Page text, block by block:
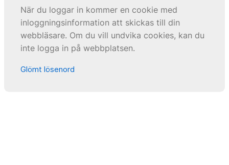
När du loggar in kommer en cookie med
inloggningsinformation att skickas till din
webbläsare. Om du vill undvika cookies, kan du
inte logga in på webbplatsen.
Glömt lösenord